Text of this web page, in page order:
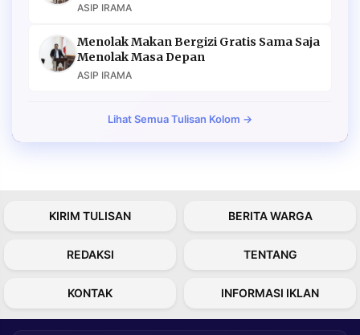
ASIP IRAMA
Menolak Makan Bergizi Gratis Sama Saja
Menolak Masa Depan
ASIP IRAMA
Lihat Semua Tulisan Kolom →
KIRIM TULISAN BERITA WARGA
REDAKSI TENTANG
KONTAK INFORMASI IKLAN